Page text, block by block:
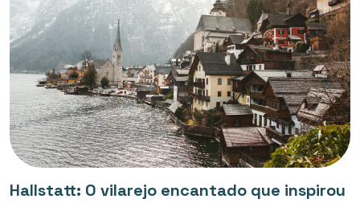
Hallstatt: O vilarejo encantado que inspirou